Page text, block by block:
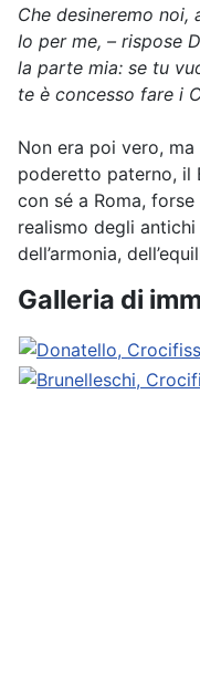
Che desineremo noi,
Io per me, – rispose
la parte mia: se tu
te è concesso fare i
Non era poi vero,
poderetto paterno, il
con sé a Roma,
realismo degli
dell’armonia,
Galleria di